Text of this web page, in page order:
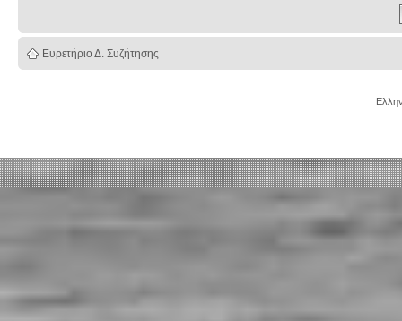
Ευρετήριο Δ. Συζήτησης